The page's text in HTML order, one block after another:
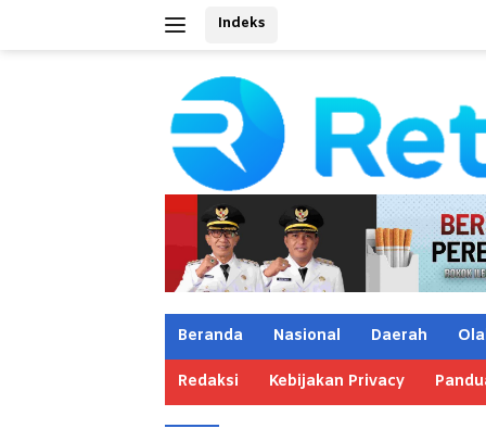
Indeks
Beranda Nasional Daerah
Redaksi Kebijakan Privacy